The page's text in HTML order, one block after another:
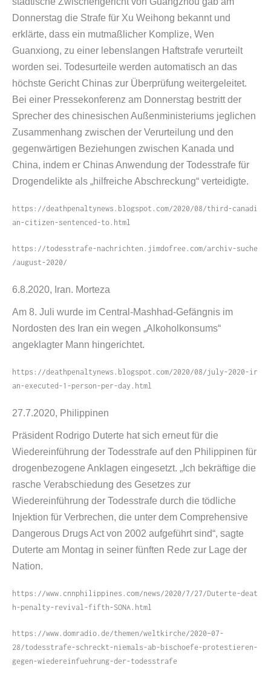
Donnerstag die Strafe für Xu Weihong bekannt und
erklärte, dass ein mutmaßlicher Komplize, Wen
Guanxiong, zu einer lebenslangen Haftstrafe verurteilt
worden sei. Todesurteile werden automatisch an das
höchste Gericht Chinas zur Überprüfung weitergeleitet.
Bei einer Pressekonferenz am Donnerstag bestritt der
Sprecher des chinesischen Außenministeriums jeglichen
Zusammenhang zwischen der Verurteilung und den
gegenwärtigen Beziehungen zwischen Kanada und
China, indem er Chinas Anwendung der Todesstrafe für
Drogendelikte als „hilfreiche Abschreckung“ verteidigte.
https://​deathpenaltynews​.blogspot​.com/​2​0​2​0​/​0​8​/​t​h​i​r​d​-​c​a​n​a​d​i​
a​n​-​c​i​t​i​z​e​n​-​s​e​n​t​e​n​c​e​d​-​t​o​.​h​tml
https://​todesstrafe​-nachrichten​.jimdofree​.com/​a​r​c​h​i​v​-​s​u​c​h​e​
/​a​u​g​u​s​t​-​2​0​20/
6.8.2020, Iran. Morteza
Am 8. Juli wurde im Central-​Mashhad-​Gefängnis im
Nordosten des Iran ein wegen „Alkoholkonsums“
angeklagter Mann hingerichtet.
https://​deathpenaltynews​.blogspot​.com/​2​0​2​0​/​0​8​/​j​u​l​y​-​2​0​2​0​-​i​r​
a​n​-​e​x​e​c​u​t​e​d​-​1​-​p​e​r​s​o​n​-​p​e​r​-​d​a​y​.​h​tml
27.7.2020, Philippinen
Präsident Rodrigo Duterte hat sich erneut für die
Wiedereinführung der Todesstrafe auf den Philippinen für
drogenbezogene Anklagen eingesetzt. „Ich bekräftige die
rasche Verabschiedung des Gesetzes zur
Wiedereinführung der Todesstrafe durch die tödliche
Injektion für Verbrechen, die unter dem Comprehensive
Dangerous Drugs Act von 2002 aufgeführt sind“, sagte
Duterte am Montag in seiner fünften Rede zur Lage der
Nation.
https://​www​.cnnphilippines​.com/​n​e​w​s​/​2​0​2​0​/​7​/​2​7​/​D​u​t​e​r​t​e​-​d​e​a​t​
h​-​p​e​n​a​l​t​y​-​r​e​v​i​v​a​l​-​f​i​f​t​h​-​S​O​N​A​.​h​tml
https://www.domradio.de/themen/weltkirche/2020–07-
28/todesstrafe-schreckt-niemals-ab-bischoefe-protestieren-
gegen-wiedereinfuehrung-der-todesstrafe